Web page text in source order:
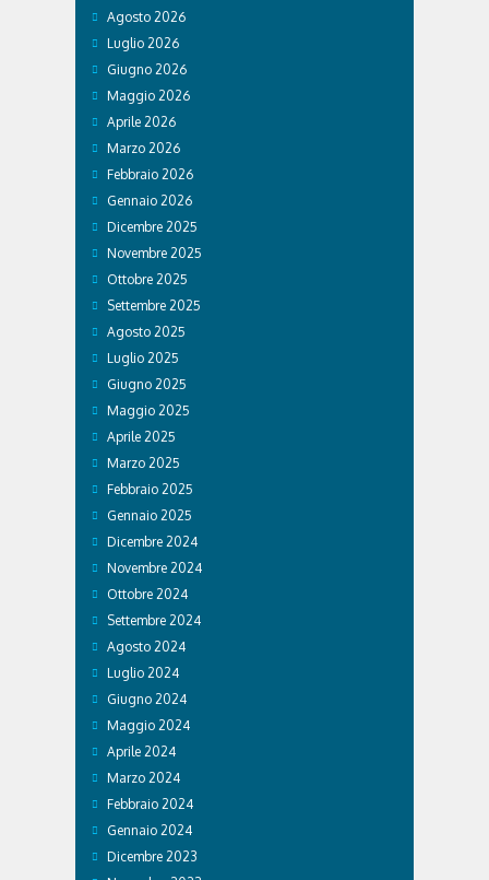
Agosto 2026
Luglio 2026
Giugno 2026
Maggio 2026
Aprile 2026
Marzo 2026
Febbraio 2026
Gennaio 2026
Dicembre 2025
Novembre 2025
Ottobre 2025
Settembre 2025
Agosto 2025
Luglio 2025
Giugno 2025
Maggio 2025
Aprile 2025
Marzo 2025
Febbraio 2025
Gennaio 2025
Dicembre 2024
Novembre 2024
Ottobre 2024
Settembre 2024
Agosto 2024
Luglio 2024
Giugno 2024
Maggio 2024
Aprile 2024
Marzo 2024
Febbraio 2024
Gennaio 2024
Dicembre 2023